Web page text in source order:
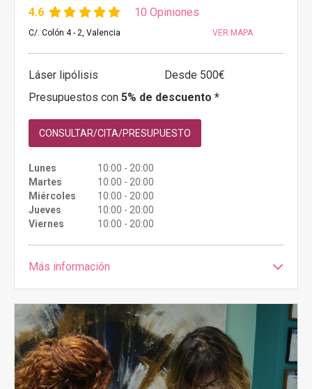
4.6 10 Opiniones
C/. Colón 4 - 2, Valencia VER MAPA
Láser lipólisis
Desde 500€
Presupuestos con 5% de descuento *
CONSULTAR/CITA/PRESUPUESTO
Lunes
10:00 - 20:00
Martes
10:00 - 20:00
Miércoles
10:00 - 20:00
Jueves
10:00 - 20:00
Viernes
10:00 - 20:00
Más información